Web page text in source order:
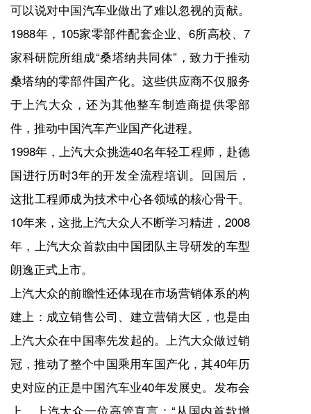
可以说对中国汽车业做出了难以忽视的贡献。
1988年，105家零部件配套企业、6所高校、7
家科研院所组成“桑塔纳共同体”，致力于推动
桑塔纳的零部件国产化。这些供应商不仅服务
于上汽大众，还为其他整车制造商提供零部
件，推动中国汽车产业国产化进程。
1998年，上汽大众挑选40名年轻工程师，赴德
国进行历时3年的开发全流程培训。回国后，
这批工程师成为技术中心各领域的核心骨干。
10年来，这批上汽大众人不断学习精进，2008
年，上汽大众首款由中国团队主导研发的车型
朗逸正式上市。
上汽大众的前瞻性还体现在市场营销体系的构
建上：成立销售公司、建立营销大区，也是由
上汽大众在中国率先发起的。上汽大众做过销
冠，推动了整个中国乘用车国产化，其40年历
史对应的正是中国汽车业40年发展史。发布会
上，上汽大众一位高管直言：“从国内首款增